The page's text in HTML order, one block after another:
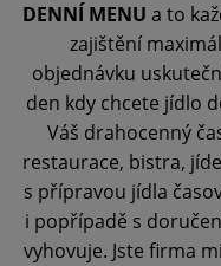
DENNÍ MENU a to
zajištění
objednávku
den kdy chcete jídlo
Váš drahocenný
restaurace, bistra,
s přípravou jídla
i popřípadě s
vyhovuje. Jste firma